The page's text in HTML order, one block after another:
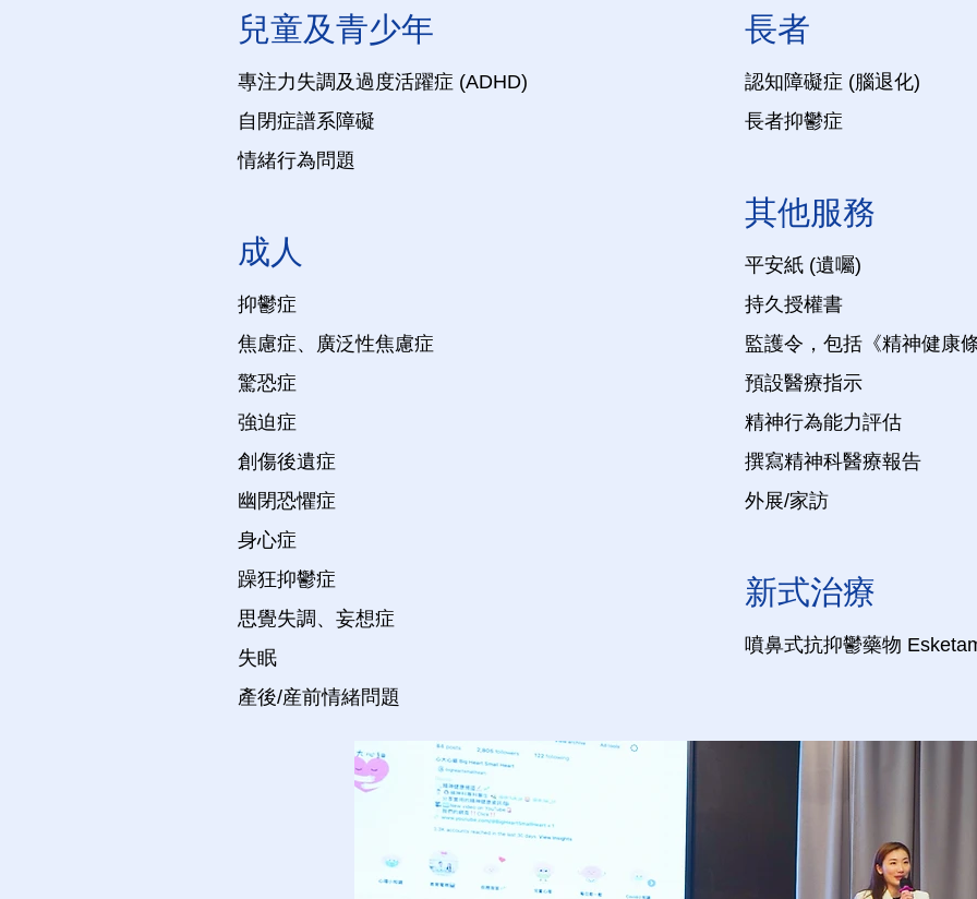
兒童及青少年
專注力失調及過度活躍症 (ADHD)
自閉症譜系障礙
情緒行為問題
成人
抑鬱症
焦慮症、 廣泛性焦慮症
驚恐症
強迫症
創傷後遺症
幽閉恐懼症
身心症
躁狂抑鬱症
思覺失調、妄想症
失眠
產後/産前情緒問題
長者
認知障礙症 (腦退化)
長者抑鬱症
其他服務
平安紙 (遺囑)
持久授權書
監護令，包括《精神健康
預設醫療指示
精神行為能力評估
撰寫精神科醫療報告
​外展/家訪
新式治療
噴鼻式抗抑鬱藥物